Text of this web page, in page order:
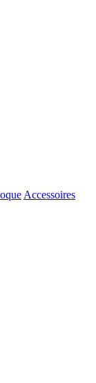
Accessoires